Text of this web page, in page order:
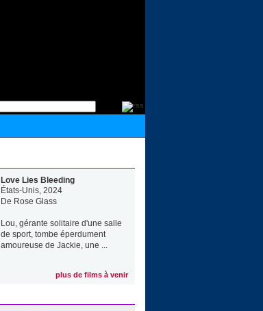
Love Lies Bleeding
États-Unis, 2024
De Rose Glass
Lou, gérante solitaire d'une salle
de sport, tombe éperdument
amoureuse de Jackie, une ...
plus de films à venir